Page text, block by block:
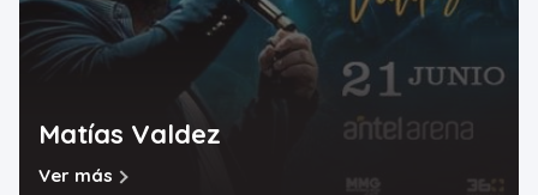
Matías Valdez
Ver más